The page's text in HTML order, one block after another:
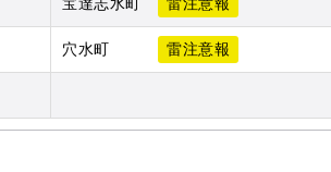
宝達志水町 雷注意報
穴水町 雷注意報